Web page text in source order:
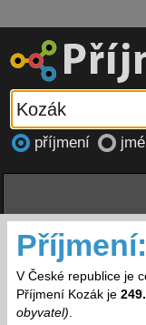
příjmení
Příjmení:
V České republice je
Příjmení Kozák je 249.
obyvatel).